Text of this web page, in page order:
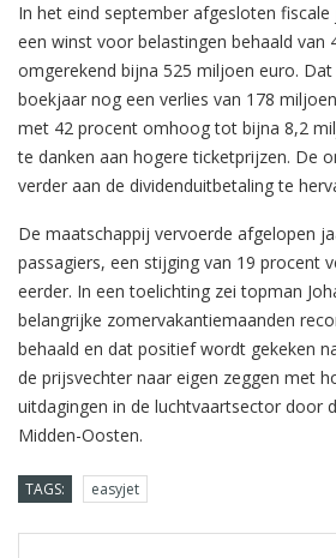
In het eind september afgesloten fiscale
een winst voor belastingen behaald van
omgerekend bijna 525 miljoen euro.
boekjaar nog een verlies van 178
met 42 procent omhoog tot bijna 8,2
te danken aan hogere ticketprijzen. De
verder aan de dividenduitbetaling te
De maatschappij vervoerde afgelopen
passagiers, een stijging van 19 procent
eerder. In een toelichting zei topman
belangrijke zomervakantiemaanden
behaald en dat positief wordt gekeken
de prijsvechter naar eigen zeggen met
uitdagingen in de luchtvaartsector door
Midden-Oosten.
TAGS: easyjet